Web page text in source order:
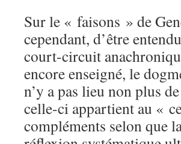
Sur le « faisons » de
cependant, d’être
court-circuit
encore enseigné, le
n’y a pas lieu non plus
celle-ci appartient au «
compléments selon que